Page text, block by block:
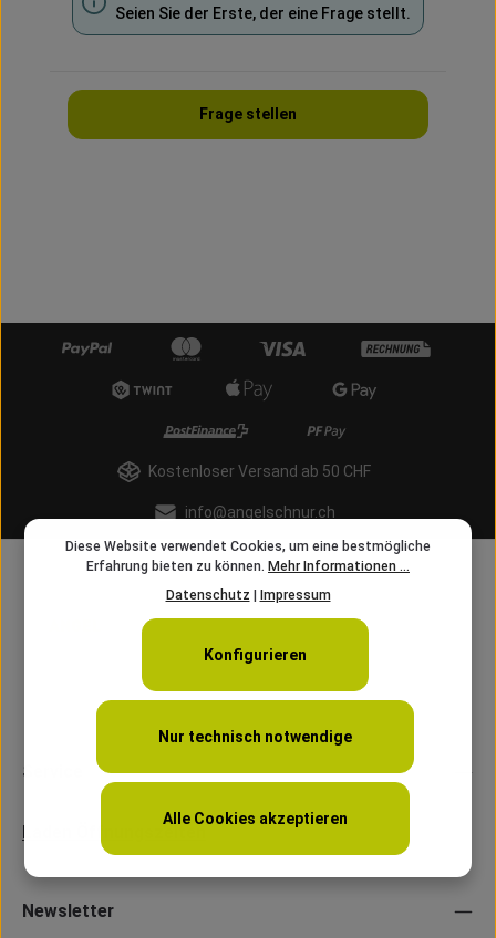
Seien Sie der Erste, der eine Frage stellt.
Frage stellen
Kostenloser Versand ab 50 CHF
info@angelschnur.ch
Service
Laden Öffnungszeiten
Newsletter
Diese Website verwendet Cookies, um eine bestmögliche
Erfahrung bieten zu können. Mehr Informationen ...
Datenschutz | Impressum
Nur technisch notwendige
Konfigurieren
Alle Cookies akzeptieren